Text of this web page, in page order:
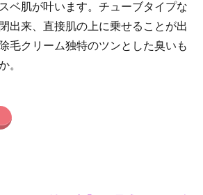
ベ肌が叶います。チューブタイプな
出来、直接肌の上に乗せることが出
毛クリーム独特のツンとした臭いも
。